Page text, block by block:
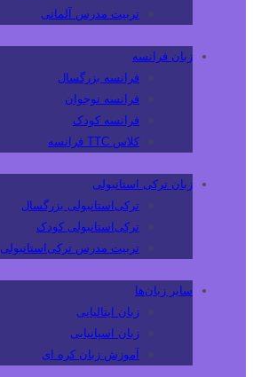
تربیت مدرس آلمانی
زبان فرانسه
فرانسه بزرگسال
فرانسه نوجوان
فرانسه کودک
کلاس TTC فرانسه
زبان ترکی استانبولی
ترکی‌استانبولی بزرگسال
ترکی‌استانبولی کودک
تربیت مدرس ترکی‌استانبولی
سایر زبان‌ها
زبان ایتالیایی
زبان اسپانیایی
آموزش زبان کره ای